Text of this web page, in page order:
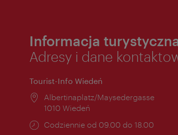
Informacja
Adresy i dane
Tourist-Info Wiedeń
Miejsce:
Albertinaplatz/Maysedergasse
1010 Wiedeń
Godziny
Codziennie od 09.00 do 18.00